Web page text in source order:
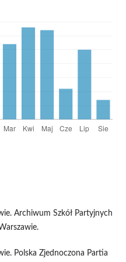
Archiwum Szkół Partyjnych
Polska Zjednoczona Partia